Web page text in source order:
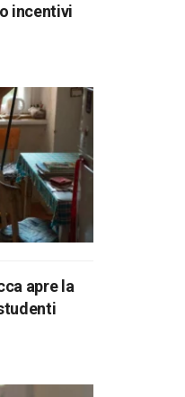
incentivi
apre la